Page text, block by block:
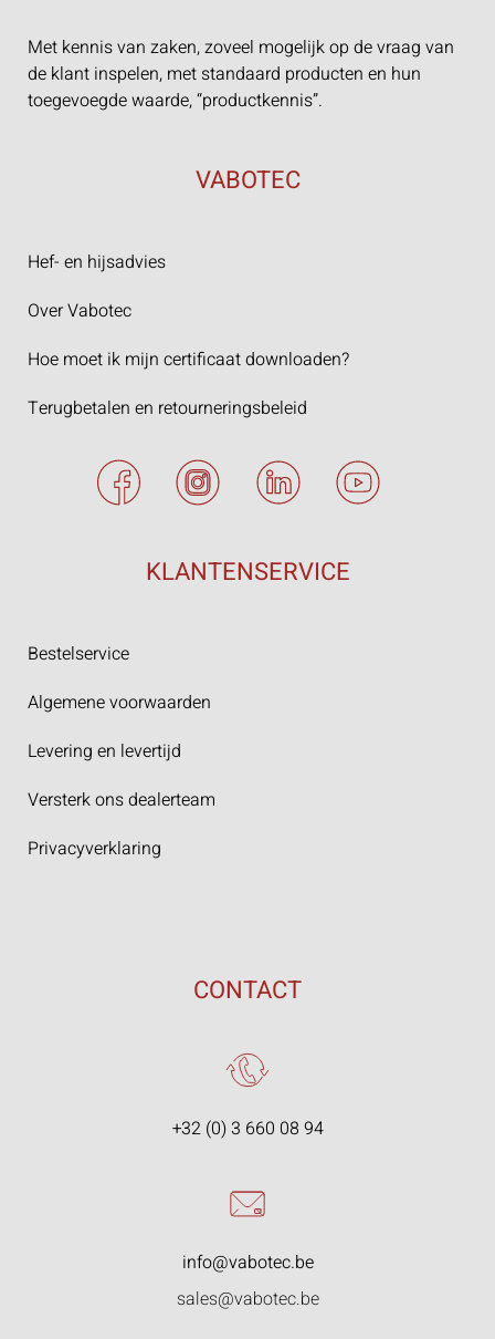
Met kennis van zaken, zoveel mogelijk op de vraag van
de klant inspelen, met standaard producten en hun
toegevoegde waarde, “productkennis”.
VABOTEC
Hef- en hijsadvies
Over Vabotec
Hoe moet ik mijn certificaat downloaden?
Terugbetalen en retourneringsbeleid
KLANTENSERVICE
Bestelservice
Algemene voorwaarden
Levering en levertijd
Versterk ons dealerteam
Privacyverklaring
CONTACT
+32 (0) 3 660 08 94
info@vabotec.be
sales@vabotec.be